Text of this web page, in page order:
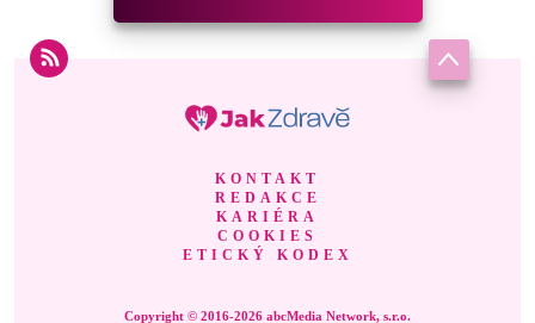
KONTAKT
REDAKCE
KARIÉRA
COOKIES
ETICKÝ KODEX
Copyright © 2016-2026 abcMedia Network, s.r.o.